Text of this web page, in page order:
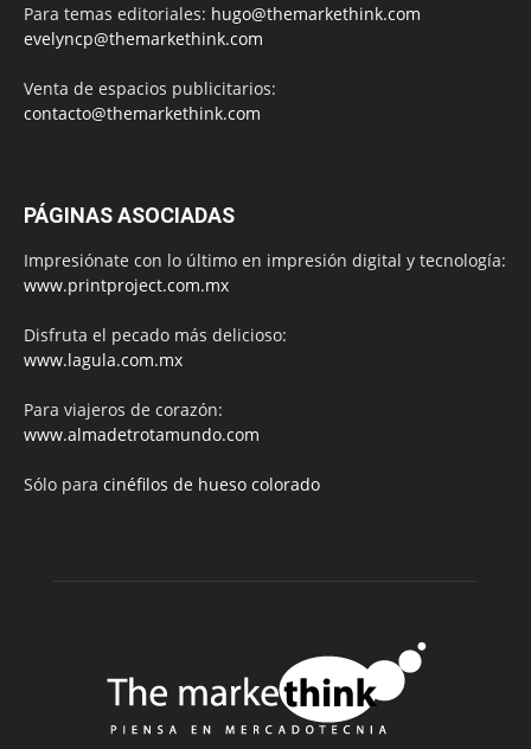
Para temas editoriales: hugo@themarkethink.com
evelyncp@themarkethink.com
Venta de espacios publicitarios:
contacto@themarkethink.com
PÁGINAS ASOCIADAS
Impresiónate con lo último en impresión digital y tecnología:
www.printproject.com.mx
Disfruta el pecado más delicioso:
www.lagula.com.mx
Para viajeros de corazón:
www.almadetrotamundo.com
Sólo para cinéfilos de hueso colorado